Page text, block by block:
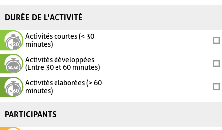
DURÉE DE L'ACTIVITÉ
Activités courtes (< 30
minutes)
Activités développées
(Entre 30 et 60 minutes)
Activités élaborées (> 60
minutes)
PARTICIPANTS